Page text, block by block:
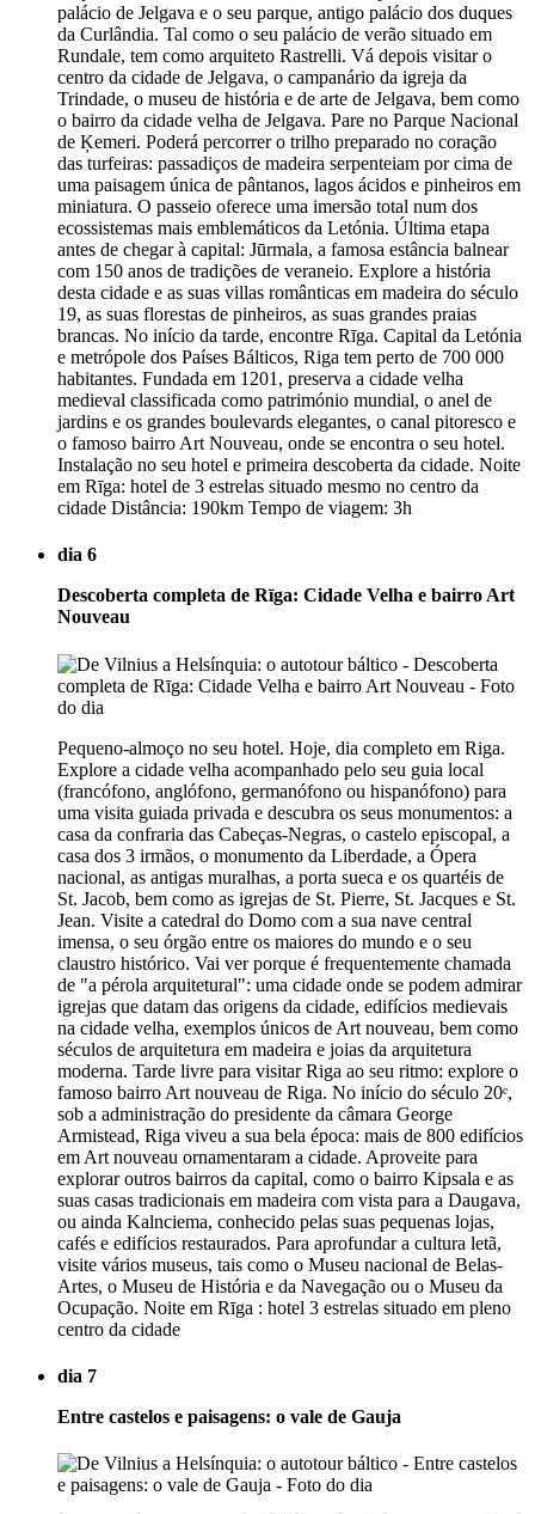
palácio de Jelgava e o seu parque, antigo palácio dos duques
da Curlândia. Tal como o seu palácio de verão situado em
Rundale, tem como arquiteto Rastrelli. Vá depois visitar o
centro da cidade de Jelgava, o campanário da igreja da
Trindade, o museu de história e de arte de Jelgava, bem como
o bairro da cidade velha de Jelgava. Pare no Parque Nacional
de Ķemeri. Poderá percorrer o trilho preparado no coração
das turfeiras: passadiços de madeira serpenteiam por cima de
uma paisagem única de pântanos, lagos ácidos e pinheiros em
miniatura. O passeio oferece uma imersão total num dos
ecossistemas mais emblemáticos da Letónia. Última etapa
antes de chegar à capital: Jūrmala, a famosa estância balnear
com 150 anos de tradições de veraneio. Explore a história
desta cidade e as suas villas românticas em madeira do século
19, as suas florestas de pinheiros, as suas grandes praias
brancas. No início da tarde, encontre Rīga. Capital da Letónia
e metrópole dos Países Bálticos, Riga tem perto de 700 000
habitantes. Fundada em 1201, preserva a cidade velha
medieval classificada como património mundial, o anel de
jardins e os grandes boulevards elegantes, o canal pitoresco e
o famoso bairro Art Nouveau, onde se encontra o seu hotel.
Instalação no seu hotel e primeira descoberta da cidade. Noite
em Rīga: hotel de 3 estrelas situado mesmo no centro da
cidade Distância: 190km Tempo de viagem: 3h
dia 6
Descoberta completa de Rīga: Cidade Velha e bairro Art
Nouveau
Pequeno-almoço no seu hotel. Hoje, dia completo em Riga.
Explore a cidade velha acompanhado pelo seu guia local
(francófono, anglófono, germanófono ou hispanófono) para
uma visita guiada privada e descubra os seus monumentos: a
casa da confraria das Cabeças-Negras, o castelo episcopal, a
casa dos 3 irmãos, o monumento da Liberdade, a Ópera
nacional, as antigas muralhas, a porta sueca e os quartéis de
St. Jacob, bem como as igrejas de St. Pierre, St. Jacques e St.
Jean. Visite a catedral do Domo com a sua nave central
imensa, o seu órgão entre os maiores do mundo e o seu
claustro histórico. Vai ver porque é frequentemente chamada
de "a pérola arquitetural": uma cidade onde se podem admirar
igrejas que datam das origens da cidade, edifícios medievais
na cidade velha, exemplos únicos de Art nouveau, bem como
séculos de arquitetura em madeira e joias da arquitetura
moderna. Tarde livre para visitar Riga ao seu ritmo: explore o
famoso bairro Art nouveau de Riga. No início do século 20ᵉ,
sob a administração do presidente da câmara George
Armistead, Riga viveu a sua bela época: mais de 800 edifícios
em Art nouveau ornamentaram a cidade. Aproveite para
explorar outros bairros da capital, como o bairro Kipsala e as
suas casas tradicionais em madeira com vista para a Daugava,
ou ainda Kalnciema, conhecido pelas suas pequenas lojas,
cafés e edifícios restaurados. Para aprofundar a cultura letã,
visite vários museus, tais como o Museu nacional de Belas-
Artes, o Museu de História e da Navegação ou o Museu da
Ocupação. Noite em Rīga : hotel 3 estrelas situado em pleno
centro da cidade
dia 7
Entre castelos e paisagens: o vale de Gauja